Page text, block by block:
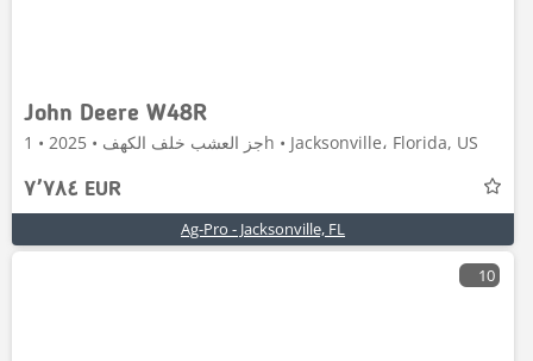
John Deere W48R
جز العشب خلف الكهف • 2025 • 1h • Jacksonville، Florida, US
٧٬٧٨٤ EUR
Ag-Pro - Jacksonville, FL
10